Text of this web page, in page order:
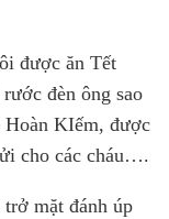
được ăn Tết
đèn ông sao
Hoàn KIếm, được
cho các cháu….
mặt đánh úp